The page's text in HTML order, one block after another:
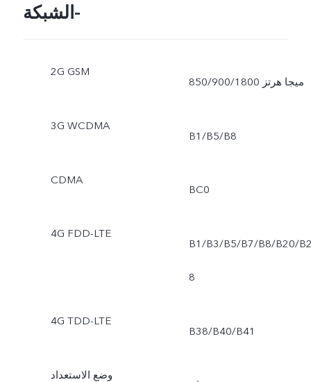
الشبكة-
2G GSM
850/900/1800 ميجا هرتز
3G WCDMA
CDMA
4G FDD-LTE
‎B1/B3/B5/B7/B8/B20/
4G TDD-LTE
وضع الاستعداد